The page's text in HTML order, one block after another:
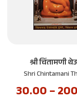
श्री चिंतामणी
Shri Chintamani
30.00–